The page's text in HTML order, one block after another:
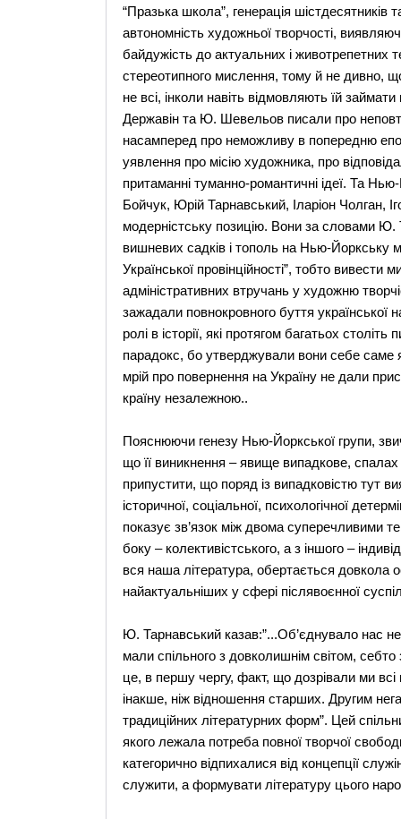
“Празька школа”, генерація шістдесятників
автономність художньої творчості,
байдужість до актуальних і животрепетних
стереотипного мислення, тому й не дивно,
не всі, інколи навіть відмовляють їй
Державін та Ю. Шевельов писали про
насамперед про неможливу в попередню
уявлення про місію художника, про
притаманні туманно-романтичні ідеї. Та
Бойчук, Юрій Тарнавський, Іларіон Чолган,
модерністську позицію. Вони за словами
вишневих садків і тополь на Нью-Йоркську
Української провінційності”, тобто вивести
адміністративних втручань у художню
зажадали повнокровного буття української
ролі в історії, які протягом багатьох
парадокс, бо утверджували вони себе саме
мрій про повернення на Україну не дали
країну незалежною..
Пояснюючи генезу Нью-Йоркської групи,
що її виникнення – явище випадкове,
припустити, що поряд із випадковістю тут
історичної, соціальної, психологічної
показує зв’язок між двома суперечливими
боку – колективістського, а з іншого –
вся наша література, обертається довкола
найактуальніших у сфері післявоєнної
Ю. Тарнавський казав:”...Об’єднувало нас
мали спільного з довколишнім світом,
це, в першу чергу, факт, що дозрівали ми всі
інакше, ніж відношення старших. Другим
традиційних літературних форм”. Цей
якого лежала потреба повної творчої
категорично відпихалися від концепції
служити, а формувати літературу цього